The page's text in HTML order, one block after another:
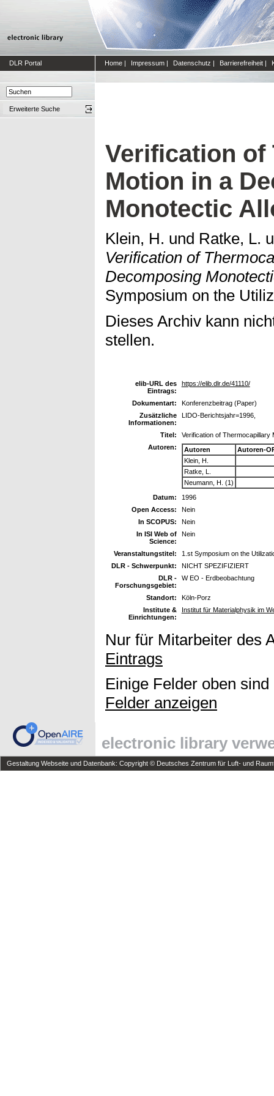
DLR Portal Home | Impressum | Datenschutz | Barrierefreiheit |
Erweiterte Suche
Verification of
Motion in a
Monotectic
Klein, H. und Ratke, L.
Verification of
Decomposing
Symposium on the
Dieses Archiv kann
stellen.
elib-URL des
Eintrags:
https://elib.dlr.de/41110/
Dokumentart:
Konferenzbeitrag (Paper)
Zusätzliche
Informationen:
LIDO-Berichtsjahr=1996,
Titel:
Verification of Thermocapillary
Autoren:
Autoren
Autoren-
Klein, H.
Ratke, L.
Neumann, H. (1)
Datum:
1996
Open Access:
Nein
In SCOPUS:
Nein
In ISI Web of
Science:
Nein
Veranstaltungstitel:
1.st Symposium on the
DLR - Schwerpunkt:
NICHT SPEZIFIZIERT
DLR -
Forschungsgebiet:
W EO - Erdbeobachtung
Standort:
Köln-Porz
Institute &
Einrichtungen:
Institut für Materialphysik im
Nur für Mitarbeiter des
Eintrags
Einige Felder oben
Felder anzeigen
electronic library
Gestaltung Webseite und Datenbank: Copyright © Deutsches Zentrum für Luft- und